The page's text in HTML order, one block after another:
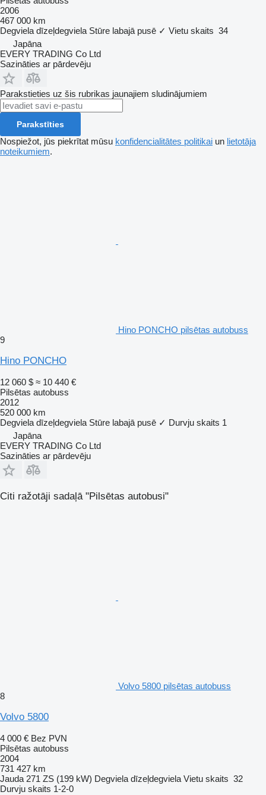
2006
467 000 km
Degviela dīzeļdegviela Stūre labajā pusē ✓ Vietu skaits 34
Japāna
EVERY TRADING Co Ltd
Sazināties ar pārdevēju
Parakstieties uz šis rubrikas jaunajiem sludinājumiem
Parakstīties
Nospiežot, jūs piekrītat mūsu konfidencialitātes politikai un lietotāja
noteikumiem.
Hino PONCHO pilsētas autobuss
9
Hino PONCHO
12 060 $ ≈ 10 440 €
Pilsētas autobuss
2012
520 000 km
Degviela dīzeļdegviela Stūre labajā pusē ✓ Durvju skaits 1
Japāna
EVERY TRADING Co Ltd
Sazināties ar pārdevēju
Citi ražotāji sadaļā "Pilsētas autobusi"
Volvo 5800 pilsētas autobuss
8
Volvo 5800
4 000 € Bez PVN
Pilsētas autobuss
2004
731 427 km
Jauda 271 ZS (199 kW) Degviela dīzeļdegviela Vietu skaits 32
Durvju skaits 1-2-0